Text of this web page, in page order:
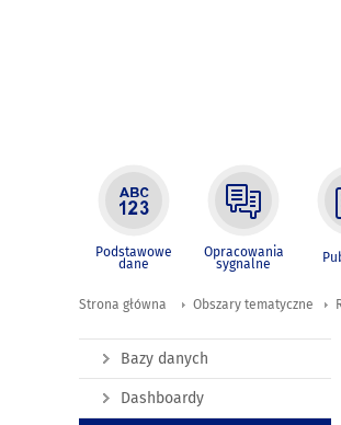
Podstawowe
dane
Opracowania
sygnalne
Strona główna Obszary tematyczne
Bazy danych
Dashboardy